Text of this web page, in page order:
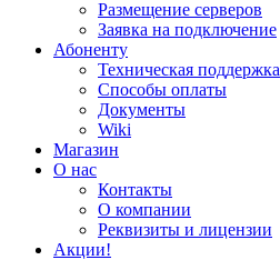
Размещение серверов
Заявка на подключение
Абоненту
Техническая поддержка
Способы оплаты
Документы
Wiki
Магазин
О нас
Контакты
О компании
Реквизиты и лицензии
Акции!